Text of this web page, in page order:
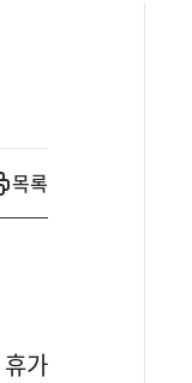
목록
가